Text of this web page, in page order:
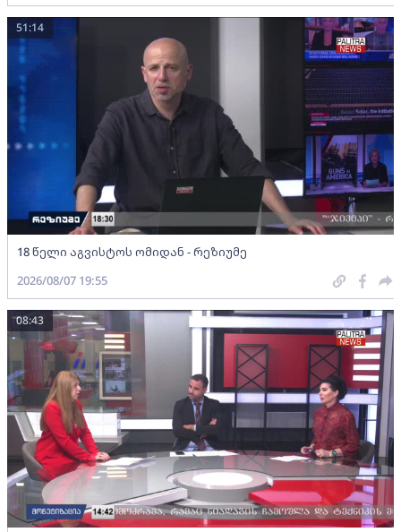
18 წელი აგვისტოს ომიდან - რეზიუმე
51:14
2026/08/07 19:55
08:43